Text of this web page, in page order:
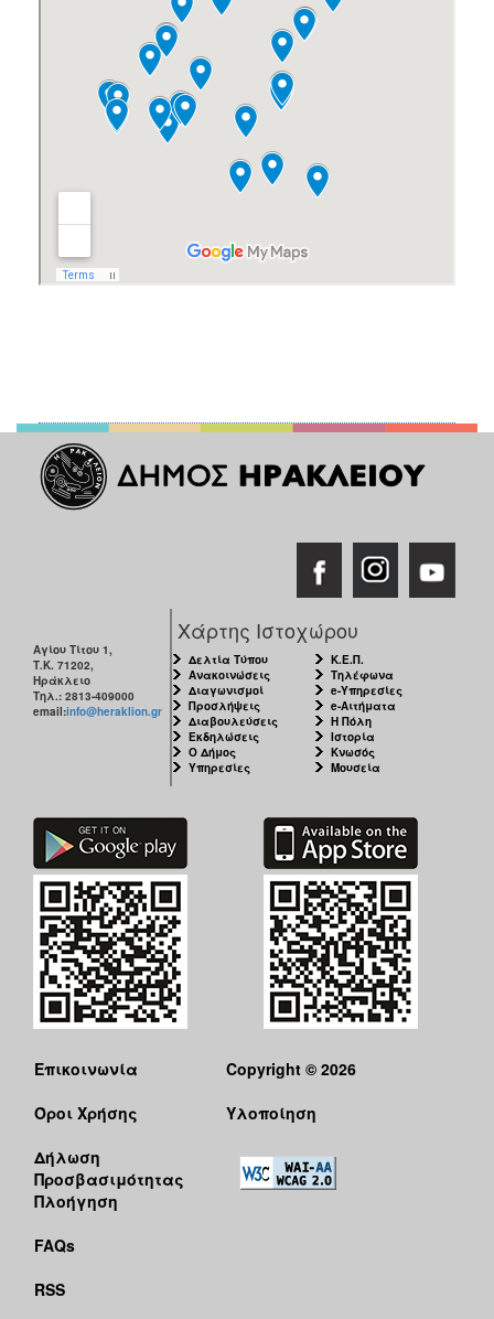
Αγίου Τίτου 1,
Τ.Κ. 71202,
Ηράκλειο
Τηλ.: 2813-409000
email:info@heraklion.gr
Χάρτης Ιστοχώρου
Δελτία Τύπου
Ανακοινώσεις
Διαγωνισμοί
Προσλήψεις
Διαβουλεύσεις
Εκδηλώσεις
Ο Δήμος
Υπηρεσίες
Κ.Ε.Π.
Τηλέφωνα
e-Υπηρεσίες
e-Αιτήματα
Η Πόλη
Ιστορία
Κνωσός
Μουσεία
Επικοινωνία
Όροι Χρήσης
Δήλωση
Προσβασιμότητας
Πλοήγηση
FAQs
RSS
Copyright © 2026
Υλοποίηση